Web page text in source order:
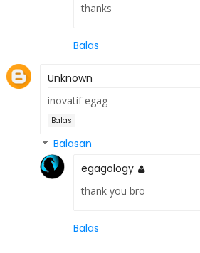
thanks
Balas
Unknown
inovatif egag
Balas
Balasan
egagology
thank you bro
Balas